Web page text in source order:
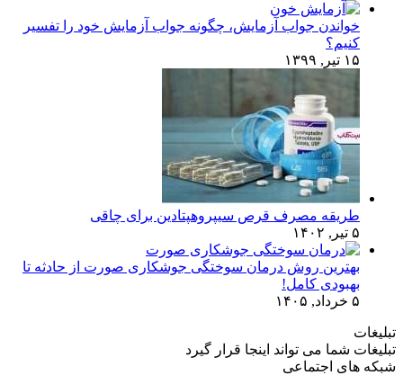
خواندن جواب آزمایش، چگونه جواب آزمایش خود را تفسیر
کنیم؟
۱۵ تیر, ۱۳۹۹
طریقه مصرف قرص سیپروهپتادین برای چاقی
۵ تیر, ۱۴۰۲
بهترین روش درمان سوختگی جوشکاری صورت از حادثه تا
بهبودی کامل!
۵ خرداد, ۱۴۰۵
تبلیغات
تبلیغات شما می تواند اینجا قرار گیرد
شبکه های اجتماعی